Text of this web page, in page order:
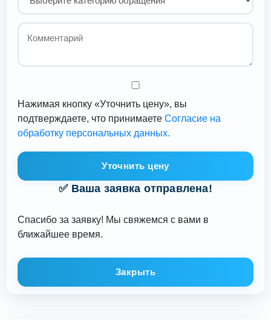
Нажимая кнопку «Уточнить цену», вы
подтверждаете, что принимаетеСогласие на
обработку персональных данных.
Уточнить цену
✅ Ваша заявка отправлена!
Спасибо за заявку! Мы свяжемся с вами в
ближайшее время.
Закрыть